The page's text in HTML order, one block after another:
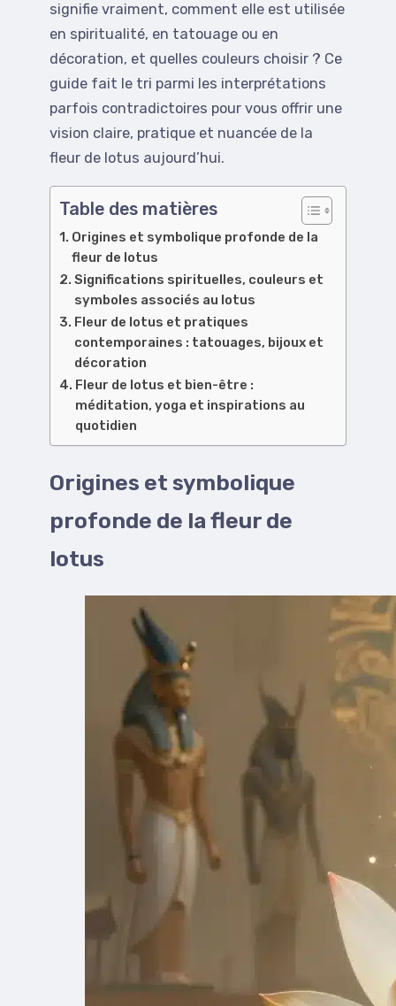
signifie vraiment, comment elle est utilisée
en spiritualité, en tatouage ou en
décoration, et quelles couleurs choisir ? Ce
guide fait le tri parmi les interprétations
parfois contradictoires pour vous offrir une
vision claire, pratique et nuancée de la
fleur de lotus aujourd’hui.
Table des matières
Origines et symbolique profonde de la
fleur de lotus
Significations spirituelles, couleurs et
symboles associés au lotus
Fleur de lotus et pratiques
contemporaines : tatouages, bijoux et
décoration
Fleur de lotus et bien-être :
méditation, yoga et inspirations au
quotidien
Origines et symbolique
profonde de la fleur de
lotus